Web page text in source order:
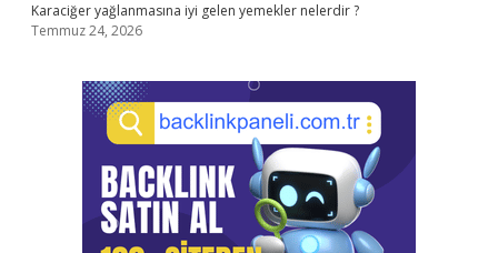
Karaciğer yağlanmasına iyi gelen yemekler nelerdir ?
Temmuz 24, 2026